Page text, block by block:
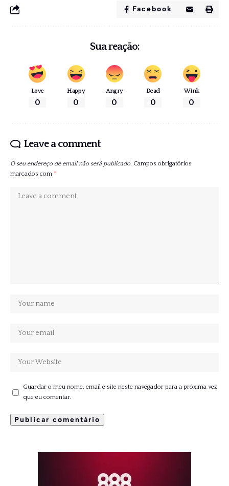
Facebook
Sua reação:
Love
0
Happy
0
Angry
0
Dead
0
Wink
0
Leave a comment
O seu endereço de email não será publicado. Campos obrigatórios
marcados com *
Guardar o meu nome, email e site neste navegador para a próxima vez
que eu comentar.